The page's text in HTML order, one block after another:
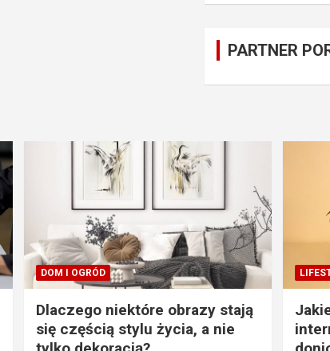
PARTNER
DOM I OGRÓD
Dlaczego niektóre obrazy stają
się częścią stylu życia, a nie